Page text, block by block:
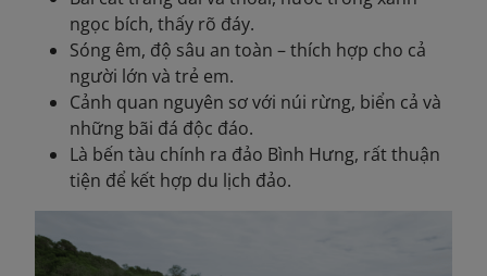
ngọc bích, thấy rõ đáy.
Sóng êm, độ sâu an toàn – thích hợp cho cả
người lớn và trẻ em.
Cảnh quan nguyên sơ với núi rừng, biển cả và
những bãi đá độc đáo.
Là bến tàu chính ra đảo Bình Hưng, rất thuận
tiện để kết hợp du lịch đảo.